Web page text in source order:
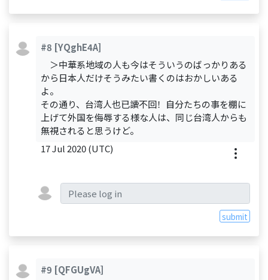
#8 [YQghE4A]
＞中華系地域の人も今はそういうのばっかりある
から日本人だけそうみたい書くのはおかしいある
よ。
その通り、台湾人也已讀不回！自分たちの事を棚に
上げて外国を侮辱する様な人は、同じ台湾人からも
無視されると思うけど。
17 Jul 2020 (UTC)
submit
#9 [QFGUgVA]